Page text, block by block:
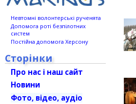
Невтомні волонтерські рученята
Допомога роті безпілотних
систем
Постійна допомога Херсону
Сторінки
Про нас і наш сайт
Новини
Фото, відео, аудіо